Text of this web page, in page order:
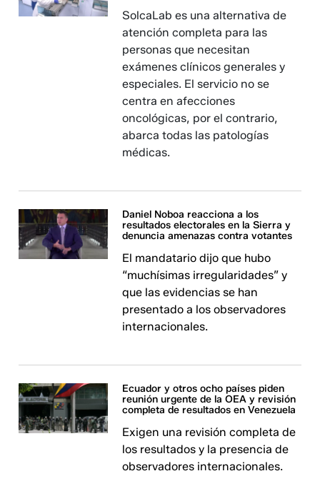
SolcaLab es una alternativa de
atención completa para las
personas que necesitan
exámenes clínicos generales y
especiales. El servicio no se
centra en afecciones
oncológicas, por el contrario,
abarca todas las patologías
médicas.
Daniel Noboa reacciona a los
resultados electorales en la Sierra y
denuncia amenazas contra votantes
El mandatario dijo que hubo
“muchísimas irregularidades” y
que las evidencias se han
presentado a los observadores
internacionales.
Ecuador y otros ocho países piden
reunión urgente de la OEA y revisión
completa de resultados en Venezuela
Exigen una revisión completa de
los resultados y la presencia de
observadores internacionales.